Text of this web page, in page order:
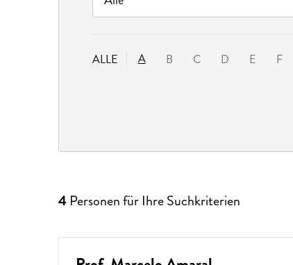
ALLE A B C D E F
4 Personen für Ihre Suchkriterien